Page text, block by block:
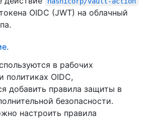
OIDC (JWT) на облачный
в рабочих
политиках OIDC,
добавить правила защиты в
безопасности.
настроить правила